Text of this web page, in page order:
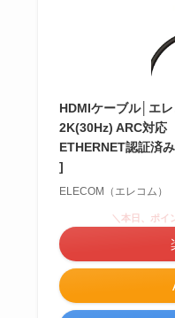
HDMIケーブル│エ
2K(30Hz) ARC対応
ETHERNET認証済
]
ELECOM（エレコム）
＼本日、ポイ